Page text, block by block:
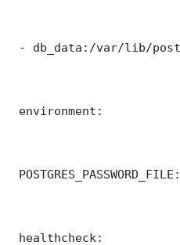
- db_data:/var/lib/
environment:
healthcheck: